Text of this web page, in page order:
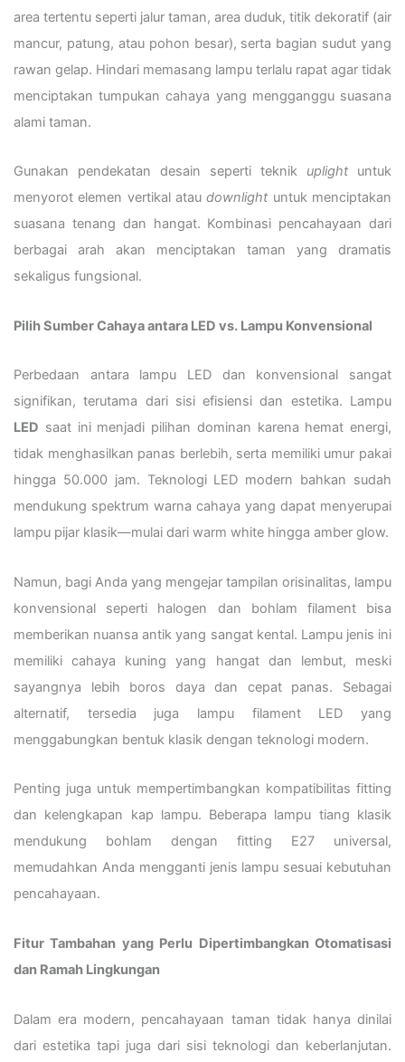
area tertentu seperti jalur taman, area duduk, titik dekoratif (air
mancur, patung, atau pohon besar), serta bagian sudut yang
rawan gelap. Hindari memasang lampu terlalu rapat agar tidak
menciptakan tumpukan cahaya yang mengganggu suasana
alami taman.
Gunakan pendekatan desain seperti teknik uplight untuk
menyorot elemen vertikal ataudownlight untuk menciptakan
suasana tenang dan hangat. Kombinasi pencahayaan dari
berbagai arah akan menciptakan taman yang dramatis
sekaligus fungsional.
Pilih Sumber Cahaya antara LED vs. Lampu Konvensional
Perbedaan antara lampu LED dan konvensional sangat
signifikan, terutama dari sisi efisiensi dan estetika. Lampu
LED saat ini menjadi pilihan dominan karena hemat energi,
tidak menghasilkan panas berlebih, serta memiliki umur pakai
hingga 50.000 jam. Teknologi LED modern bahkan sudah
mendukung spektrum warna cahaya yang dapat menyerupai
lampu pijar klasik—mulai dari warm white hingga amber glow.
Namun, bagi Anda yang mengejar tampilan orisinalitas, lampu
konvensional seperti halogen dan bohlam filament bisa
memberikan nuansa antik yang sangat kental. Lampu jenis ini
memiliki cahaya kuning yang hangat dan lembut, meski
sayangnya lebih boros daya dan cepat panas. Sebagai
alternatif, tersedia juga lampu filament LED yang
menggabungkan bentuk klasik dengan teknologi modern.
Penting juga untuk mempertimbangkan kompatibilitas fitting
dan kelengkapan kap lampu. Beberapa lampu tiang klasik
mendukung bohlam dengan fitting E27 universal,
memudahkan Anda mengganti jenis lampu sesuai kebutuhan
pencahayaan.
Fitur Tambahan yang Perlu Dipertimbangkan Otomatisasi
dan Ramah Lingkungan
Dalam era modern, pencahayaan taman tidak hanya dinilai
dari estetika tapi juga dari sisi teknologi dan keberlanjutan.